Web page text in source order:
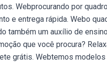
Webprocurando por
e entrega rápida. Webo
também um auxílio de
que você procura?
grátis. Webtemos